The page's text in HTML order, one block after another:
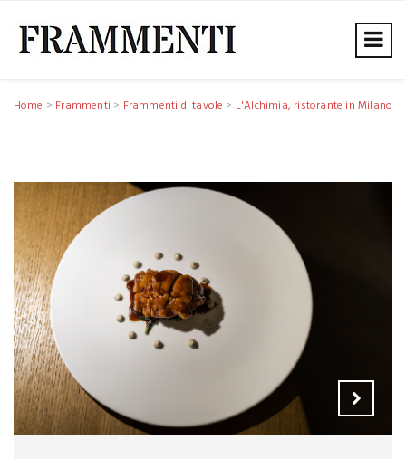
Home > Frammenti > Frammenti di tavole > L'Alchimia, ristorante in Milano